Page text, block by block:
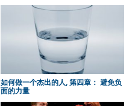
如何做一个杰出的人, 第四章： 避免负
面的力量